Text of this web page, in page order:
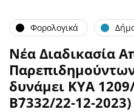
Φορολογικά
Νέα Διαδικασία
δυνάμει ΚΥΑ
Β΄7332/22-12-2023)